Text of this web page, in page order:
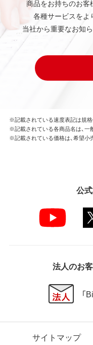
商品をお持ちのお客
各種サービスをよ
当社から重要なお知
※記載されている速度表記は規格
※記載されている各商品名は、一
※記載されている価格は、希望小
公
法人のお
「
サイトマップ